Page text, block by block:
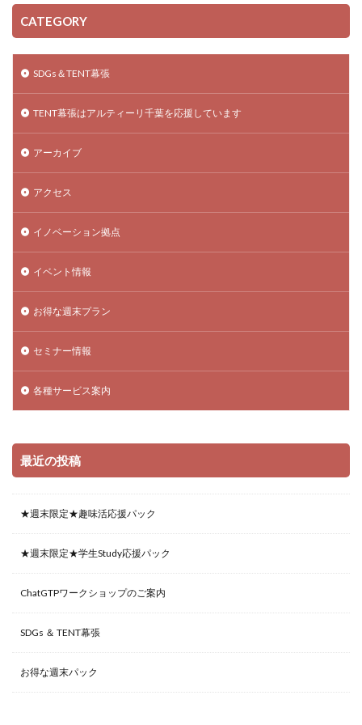
CATEGORY
SDGs＆TENT幕張
TENT幕張はアルティーリ千葉を応援しています
アーカイブ
アクセス
イノベーション拠点
イベント情報
お得な週末プラン
セミナー情報
各種サービス案内
最近の投稿
★週末限定★趣味活応援パック
★週末限定★学生Study応援パック
ChatGTPワークショップのご案内
SDGs ＆ TENT幕張
お得な週末パック